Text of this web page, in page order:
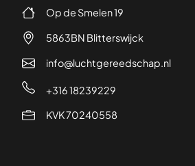
Op de Smelen 19
5863BN Blitterswijck
info@luchtgereedschap.nl
+316 18239229
KVK 70240558